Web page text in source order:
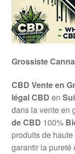
Grossiste
CBD Vente en
légal CBD en
dans la vente en
de CBD 100%
produits de
garantir la pureté